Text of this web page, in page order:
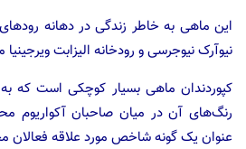
این ماهی به خاطر زندگی در دهانه
نیوآرک نیوجرسی و رودخانه الیزابت
کپوردندان ماهی بسیار کوچکی است که
رنگ‌های آن در میان صاحبان آکواریوم
عنوان یک گونه شاخص مورد علاقه